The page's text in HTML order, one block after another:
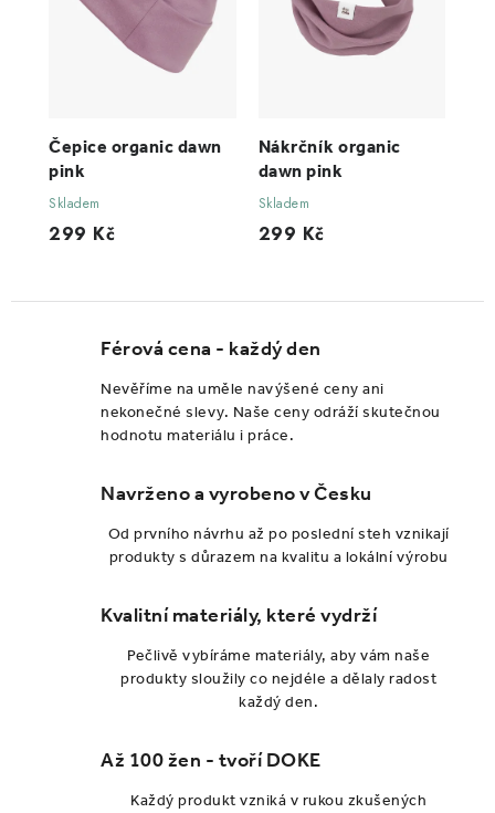
Férová cena - každý den
Nevěříme na uměle navýšené ceny ani
nekonečné slevy. Naše ceny odráží skutečnou
hodnotu materiálu i práce.
Navrženo a vyrobeno v Česku
Od prvního návrhu až po poslední steh vznikají
produkty s důrazem na kvalitu a lokální výrobu
Kvalitní materiály, které vydrží
Pečlivě vybíráme materiály, aby vám naše
produkty sloužily co nejdéle a dělaly radost
každý den.
Až 100 žen - tvoří DOKE
Každý produkt vzniká v rukou zkušených
Čepice organic dawn
pink
Skladem
299 Kč
Nákrčník organic
dawn pink
Skladem
299 Kč